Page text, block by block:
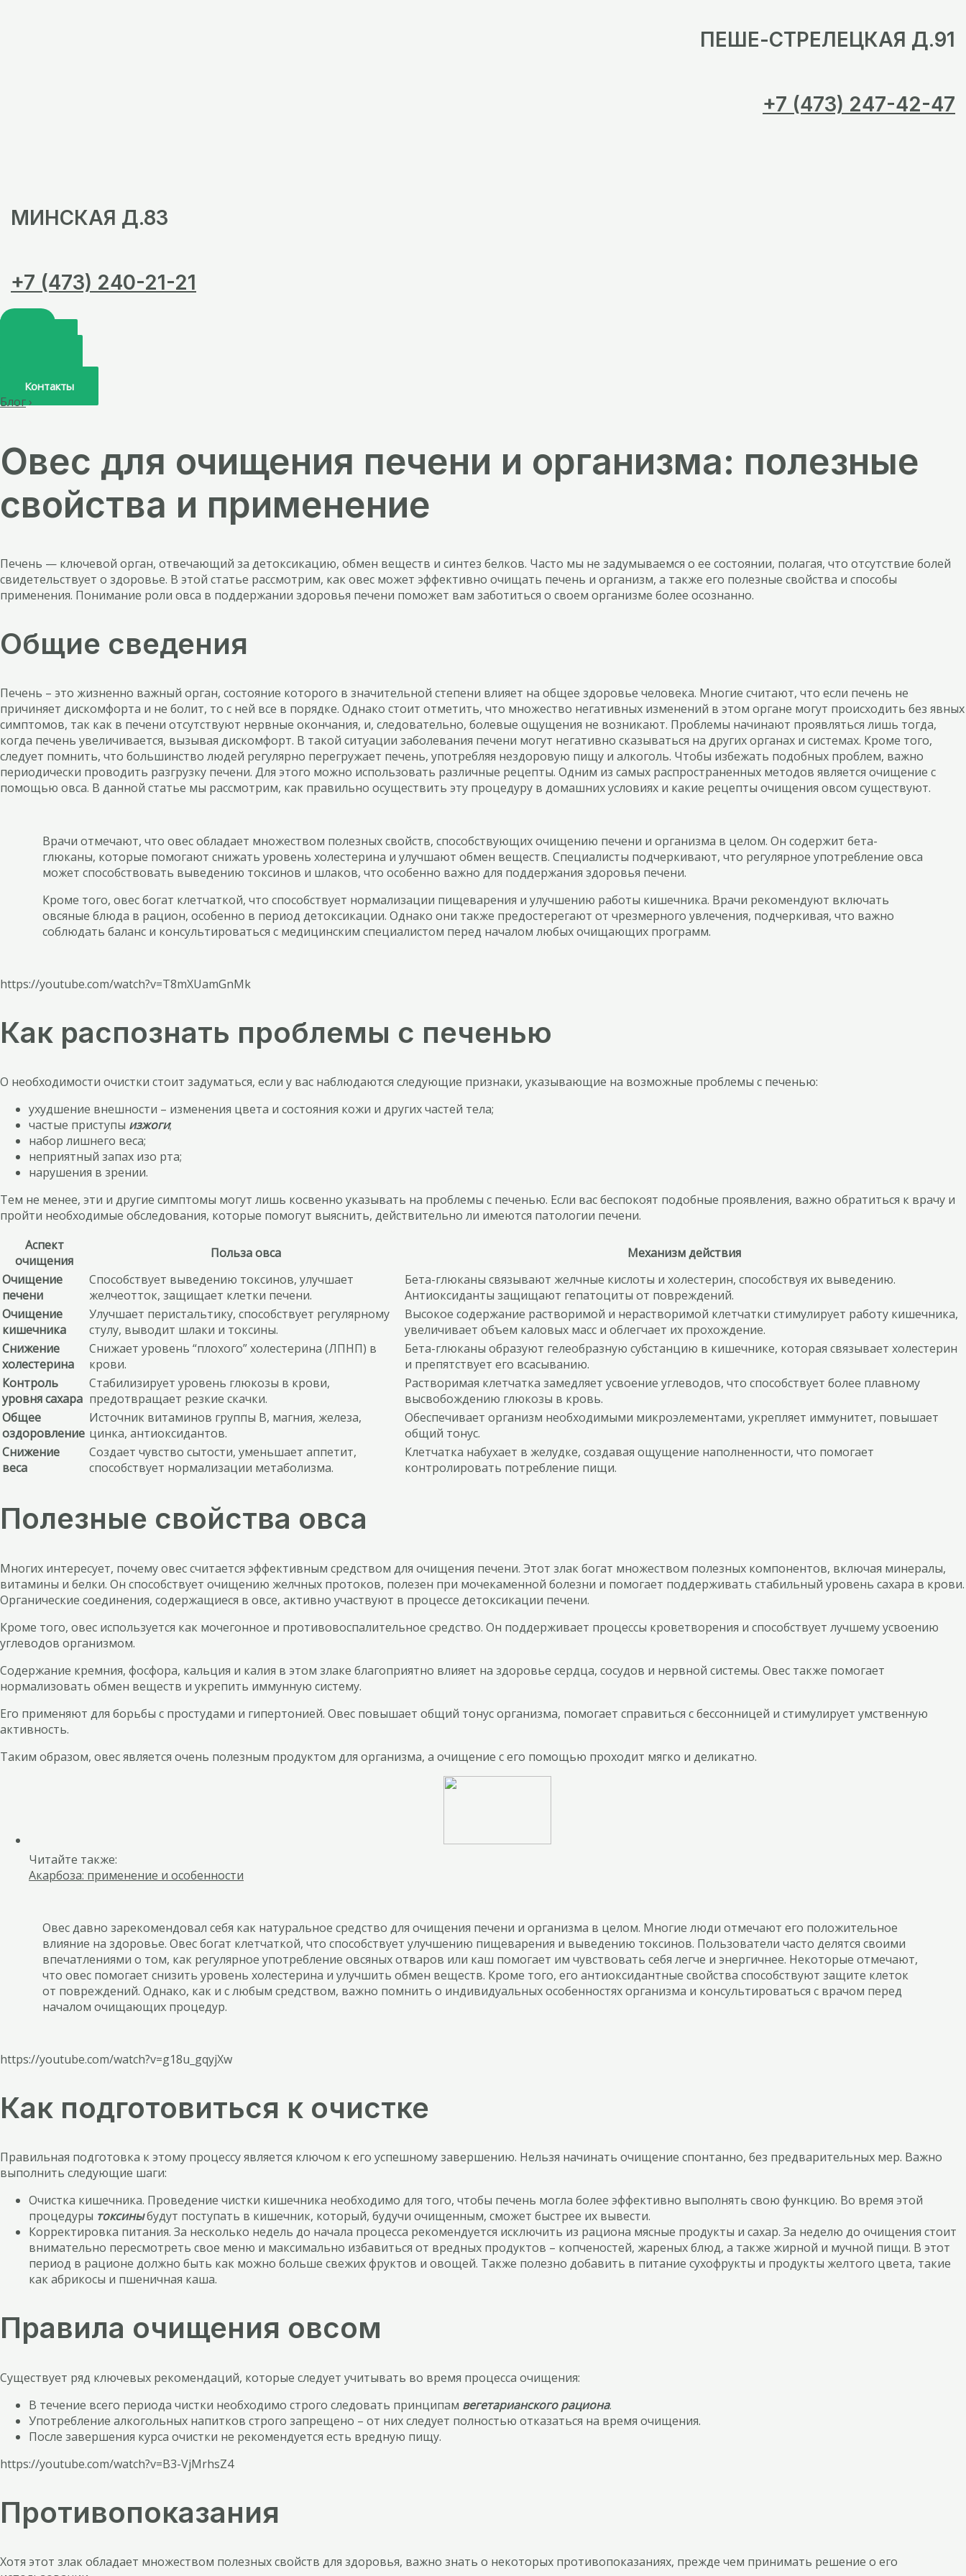
ПЕШЕ-СТРЕЛЕЦКАЯ Д.91
+7 (473) 247-42-47
МИНСКАЯ Д.83
+7 (473) 240-21-21
Контакты
Блог›
Овес для очищения печени и организма: полезные
свойства и применение
Печень — ключевой орган, отвечающий за детоксикацию, обмен веществ и синтез белков. Часто мы не задумываемся о ее состоянии, полагая, что отсутствие болей
свидетельствует о здоровье. В этой статье рассмотрим, как овес может эффективно очищать печень и организм, а также его полезные свойства и способы
применения. Понимание роли овса в поддержании здоровья печени поможет вам заботиться о своем организме более осознанно.
Общие сведения
Печень – это жизненно важный орган, состояние которого в значительной степени влияет на общее здоровье человека. Многие считают, что если печень не
причиняет дискомфорта и не болит, то с ней все в порядке. Однако стоит отметить, что множество негативных изменений в этом органе могут происходить без явных
симптомов, так как в печени отсутствуют нервные окончания, и, следовательно, болевые ощущения не возникают. Проблемы начинают проявляться лишь тогда,
когда печень увеличивается, вызывая дискомфорт. В такой ситуации заболевания печени могут негативно сказываться на других органах и системах. Кроме того,
следует помнить, что большинство людей регулярно перегружает печень, употребляя нездоровую пищу и алкоголь. Чтобы избежать подобных проблем, важно
периодически проводить разгрузку печени. Для этого можно использовать различные рецепты. Одним из самых распространенных методов является очищение с
помощью овса. В данной статье мы рассмотрим, как правильно осуществить эту процедуру в домашних условиях и какие рецепты очищения овсом существуют.
Врачи отмечают, что овес обладает множеством полезных свойств, способствующих очищению печени и организма в целом. Он содержит бета-
глюканы, которые помогают снижать уровень холестерина и улучшают обмен веществ. Специалисты подчеркивают, что регулярное употребление овса
может способствовать выведению токсинов и шлаков, что особенно важно для поддержания здоровья печени.
Кроме того, овес богат клетчаткой, что способствует нормализации пищеварения и улучшению работы кишечника. Врачи рекомендуют включать
овсяные блюда в рацион, особенно в период детоксикации. Однако они также предостерегают от чрезмерного увлечения, подчеркивая, что важно
соблюдать баланс и консультироваться с медицинским специалистом перед началом любых очищающих программ.
https://youtube.com/watch?v=T8mXUamGnMk
Как распознать проблемы с печенью
О необходимости очистки стоит задуматься, если у вас наблюдаются следующие признаки, указывающие на возможные проблемы с печенью:
ухудшение внешности – изменения цвета и состояния кожи и других частей тела;
частые приступы изжоги;
набор лишнего веса;
неприятный запах изо рта;
нарушения в зрении.
Тем не менее, эти и другие симптомы могут лишь косвенно указывать на проблемы с печенью. Если вас беспокоят подобные проявления, важно обратиться к врачу и
пройти необходимые обследования, которые помогут выяснить, действительно ли имеются патологии печени.
Аспект
очищения
Польза овса
Механизм действия
Очищение
печени
Способствует выведению токсинов, улучшает
желчеотток, защищает клетки печени.
Бета-глюканы связывают желчные кислоты и холестерин, способствуя их выведению.
Антиоксиданты защищают гепатоциты от повреждений.
Очищение
кишечника
Улучшает перистальтику, способствует регулярному
стулу, выводит шлаки и токсины.
Высокое содержание растворимой и нерастворимой клетчатки стимулирует работу кишечника,
увеличивает объем каловых масс и облегчает их прохождение.
Снижение
холестерина
Снижает уровень “плохого” холестерина (ЛПНП) в
крови.
Бета-глюканы образуют гелеобразную субстанцию в кишечнике, которая связывает холестерин
и препятствует его всасыванию.
Контроль
уровня сахара
Стабилизирует уровень глюкозы в крови,
предотвращает резкие скачки.
Растворимая клетчатка замедляет усвоение углеводов, что способствует более плавному
высвобождению глюкозы в кровь.
Общее
оздоровление
Источник витаминов группы В, магния, железа,
цинка, антиоксидантов.
Обеспечивает организм необходимыми микроэлементами, укрепляет иммунитет, повышает
общий тонус.
Снижение
веса
Создает чувство сытости, уменьшает аппетит,
способствует нормализации метаболизма.
Клетчатка набухает в желудке, создавая ощущение наполненности, что помогает
контролировать потребление пищи.
Полезные свойства овса
Многих интересует, почему овес считается эффективным средством для очищения печени. Этот злак богат множеством полезных компонентов, включая минералы,
витамины и белки. Он способствует очищению желчных протоков, полезен при мочекаменной болезни и помогает поддерживать стабильный уровень сахара в крови.
Органические соединения, содержащиеся в овсе, активно участвуют в процессе детоксикации печени.
Кроме того, овес используется как мочегонное и противовоспалительное средство. Он поддерживает процессы кроветворения и способствует лучшему усвоению
углеводов организмом.
Содержание кремния, фосфора, кальция и калия в этом злаке благоприятно влияет на здоровье сердца, сосудов и нервной системы. Овес также помогает
нормализовать обмен веществ и укрепить иммунную систему.
Его применяют для борьбы с простудами и гипертонией. Овес повышает общий тонус организма, помогает справиться с бессонницей и стимулирует умственную
активность.
Таким образом, овес является очень полезным продуктом для организма, а очищение с его помощью проходит мягко и деликатно.
Читайте также:
Акарбоза: применение и особенности
Овес давно зарекомендовал себя как натуральное средство для очищения печени и организма в целом. Многие люди отмечают его положительное
влияние на здоровье. Овес богат клетчаткой, что способствует улучшению пищеварения и выведению токсинов. Пользователи часто делятся своими
впечатлениями о том, как регулярное употребление овсяных отваров или каш помогает им чувствовать себя легче и энергичнее. Некоторые отмечают,
что овес помогает снизить уровень холестерина и улучшить обмен веществ. Кроме того, его антиоксидантные свойства способствуют защите клеток
от повреждений. Однако, как и с любым средством, важно помнить о индивидуальных особенностях организма и консультироваться с врачом перед
началом очищающих процедур.
https://youtube.com/watch?v=g18u_gqyjXw
Как подготовиться к очистке
Правильная подготовка к этому процессу является ключом к его успешному завершению. Нельзя начинать очищение спонтанно, без предварительных мер. Важно
выполнить следующие шаги:
Очистка кишечника. Проведение чистки кишечника необходимо для того, чтобы печень могла более эффективно выполнять свою функцию. Во время этой
процедуры токсиныбудут поступать в кишечник, который, будучи очищенным, сможет быстрее их вывести.
Корректировка питания. За несколько недель до начала процесса рекомендуется исключить из рациона мясные продукты и сахар. За неделю до очищения стоит
внимательно пересмотреть свое меню и максимально избавиться от вредных продуктов – копченостей, жареных блюд, а также жирной и мучной пищи. В этот
период в рационе должно быть как можно больше свежих фруктов и овощей. Также полезно добавить в питание сухофрукты и продукты желтого цвета, такие
как абрикосы и пшеничная каша.
Правила очищения овсом
Существует ряд ключевых рекомендаций, которые следует учитывать во время процесса очищения:
В течение всего периода чистки необходимо строго следовать принципам вегетарианского рациона.
Употребление алкогольных напитков строго запрещено – от них следует полностью отказаться на время очищения.
После завершения курса очистки не рекомендуется есть вредную пищу.
https://youtube.com/watch?v=B3-VjMrhsZ4
Противопоказания
Хотя этот злак обладает множеством полезных свойств для здоровья, важно знать о некоторых противопоказаниях, прежде чем принимать решение о его